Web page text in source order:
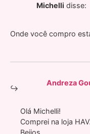
Michelli disse:
Onde você compro
Andreza
Olá Michelli!
Comprei na loja